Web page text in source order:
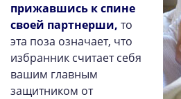
прижавшись к спине
своей партнерши, то
эта поза означает, что
избранник считает себя
вашим главным
защитником от